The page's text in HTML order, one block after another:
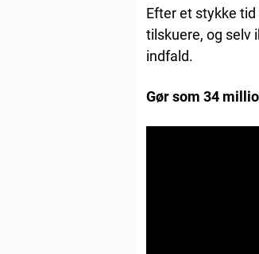
Efter et stykke
tilskuere, og selv
indfald.
Gør som 34